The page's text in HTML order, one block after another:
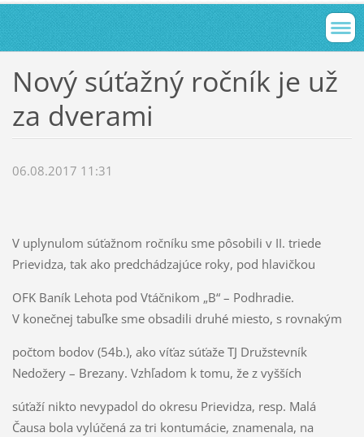
Nový súťažný ročník je už
za dverami
06.08.2017 11:31
V uplynulom súťažnom ročníku sme pôsobili v II. triede
Prievidza, tak ako predchádzajúce roky, pod hlavičkou
OFK Baník Lehota pod Vtáčnikom „B“ – Podhradie.
V konečnej tabuľke sme obsadili druhé miesto, s rovnakým
počtom bodov (54b.), ako víťaz súťaže TJ Družstevník
Nedožery – Brezany. Vzhľadom k tomu, že z vyšších
súťaží nikto nevypadol do okresu Prievidza, resp. Malá
Čausa bola vylúčená za tri kontumácie, znamenala, na